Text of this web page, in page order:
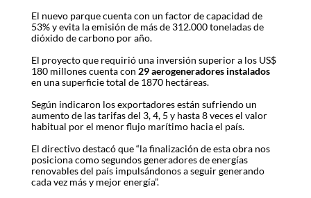
El nuevo parque cuenta con un factor de capacidad de
53% y evita la emisión de más de 312.000 toneladas de
dióxido de carbono por año.
El proyecto que requirió una inversión superior a los US$
180 millones cuenta con 29 aerogeneradores instalados
en una superficie total de 1870 hectáreas.
Según indicaron los exportadores están sufriendo un
aumento de las tarifas del 3, 4, 5 y hasta 8 veces el valor
habitual por el menor flujo marítimo hacia el país.
El directivo destacó que “la finalización de esta obra nos
posiciona como segundos generadores de energías
renovables del país impulsándonos a seguir generando
cada vez más y mejor energía”.